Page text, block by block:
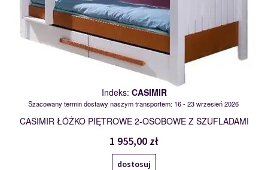
Indeks: CASIMIR
Szacowany termin dostawy naszym transportem: 16 - 23 wrzesień 2026
CASIMIR ŁÓŻKO PIĘTROWE 2-OSOBOWE Z SZUFLADAMI
1 955,00 zł
dostosuj